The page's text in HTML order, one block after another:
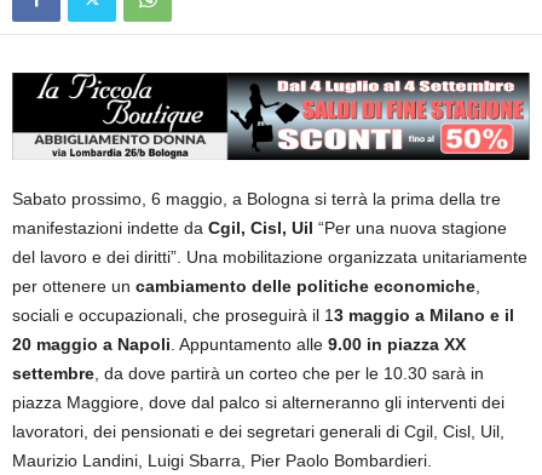
Sabato prossimo, 6 maggio, a Bologna si terrà la prima della tre
manifestazioni indette da Cgil, Cisl, Uil “Per una nuova stagione
del lavoro e dei diritti”. Una mobilitazione organizzata unitariamente
per ottenere un cambiamento delle politiche economiche,
sociali e occupazionali, che proseguirà il 13 maggio a Milano e il
20 maggio a Napoli. Appuntamento alle 9.00 in piazza XX
settembre, da dove partirà un corteo che per le 10.30 sarà in
piazza Maggiore, dove dal palco si alterneranno gli interventi dei
lavoratori, dei pensionati e dei segretari generali di Cgil, Cisl, Uil,
Maurizio Landini, Luigi Sbarra, Pier Paolo Bombardieri.